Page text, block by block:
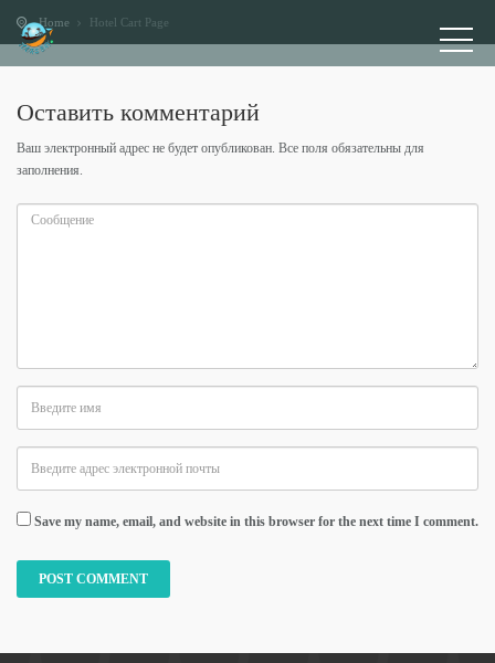
Home Hotel Cart Page
Оставить комментарий
Ваш электронный адрес не будет опубликован. Все поля обязательны для
заполнения.
Save my name, email, and website in this browser for the next time I comment.